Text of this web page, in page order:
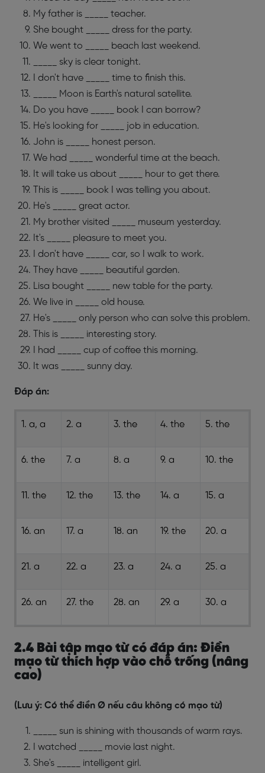
My father is _____ teacher.
She bought _____ dress for the party.
We went to _____ beach last weekend.
_____ sky is clear tonight.
I don't have _____ time to finish this.
_____ Moon is Earth's natural satellite.
Do you have _____ book I can borrow?
He's looking for _____ job in education.
John is _____ honest person.
We had _____ wonderful time at the beach.
It will take us about _____ hour to get there.
This is _____ book I was telling you about.
He's _____ great actor.
My brother visited _____ museum yesterday.
It's _____ pleasure to meet you.
I don't have _____ car, so I walk to work.
They have _____ beautiful garden.
Lisa bought _____ new table for the party.
We live in _____ old house.
He's _____ only person who can solve this problem.
This is _____ interesting story.
I had _____ cup of coffee this morning.
It was _____ sunny day.
Đáp án:
1. a, a 2. a 3. the 4. the 5. the
6. the 7. a 8. a 9. a 10. the
11. the 12. the 13. the 14. a 15. a
16. an 17. a 18. an 19. the 20. a
21. a 22. a 23. a 24. a 25. a
26. an 27. the 28. an 29. a 30. a
2.4 Bài tập mạo từ có đáp án: Điền
mạo từ thích hợp vào chỗ trống (nâng
cao)
(Lưu ý: Có thể điền Ø nếu câu không có mạo từ)
_____ sun is shining with thousands of warm rays.
I watched _____ movie last night.
She's _____ intelligent girl.